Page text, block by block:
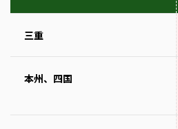
三重
本州、四国